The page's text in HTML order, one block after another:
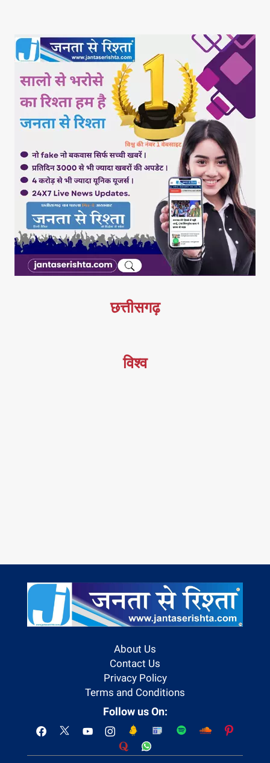
छत्तीसगढ़
विश्व
About Us
Contact Us
Privacy Policy
Terms and Conditions
Follow us On: